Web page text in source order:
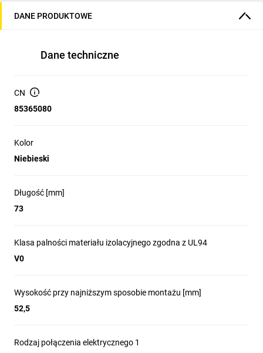
DANE PRODUKTOWE
Dane techniczne
CN
85365080
Kolor
Niebieski
Długość [mm]
73
Klasa palności materiału izolacyjnego zgodna z UL94
V0
Wysokość przy najniższym sposobie montażu [mm]
52,5
Rodzaj połączenia elektrycznego 1